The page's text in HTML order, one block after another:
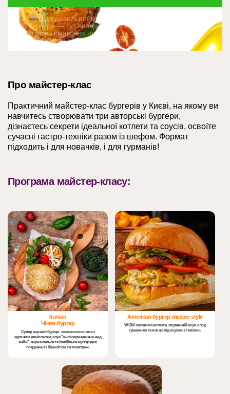
Від правильної котлети до ідеального складання
бургера — тут ви відкриєте секрети соковитого м’яса,
соусів і смакових поєднань та отримаєте той самий
кайф, коли власноруч створюєш бургер своєї мрії.
Про майстер-клас
Практичний майстер-клас бургерів у Києві, на якому ви
навчитесь створювати три авторські бургери,
дізнаєтесь секрети ідеальної котлети та соусів, освоїте
сучасні гастро-техніки разом із шефом. Формат
підходить і для новачків, і для гурманів!
Програма майстер-класу:
Італіан
Чікен бургер
Супер сирний бургер: соковита котлета з
курячим демігласом, соус "онлі пармеджано енд
вайн", сирна сальса та італійська мустарда в
поєднанні з базилітом та томатами.
American бургер mexico style
WOW соковита котлета, справжній коул-слоу,
гуакамоле та все це під соусом з текілою.